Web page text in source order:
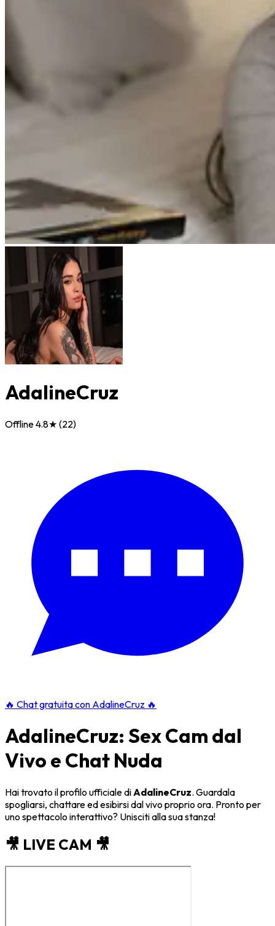
AdalineCruz
Offline4.8★ (22)
🔥 Chat gratuita con AdalineCruz 🔥
AdalineCruz: Sex Cam dal
Vivo e Chat Nuda
Hai trovato il profilo ufficiale di AdalineCruz. Guardala
spogliarsi, chattare ed esibirsi dal vivo proprio ora. Pronto per
uno spettacolo interattivo? Unisciti alla sua stanza!
🎥 LIVE CAM 🎥